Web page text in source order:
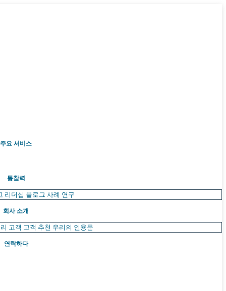
주요 서비스
통찰력
리더십 블로그 사례 연구
회사 소개
고객 고객 추천 우리의 인용문
연락하다